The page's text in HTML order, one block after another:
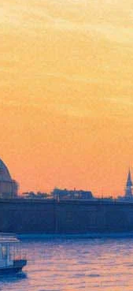
В
центра»
— в том
19 ноября 2019,12:54